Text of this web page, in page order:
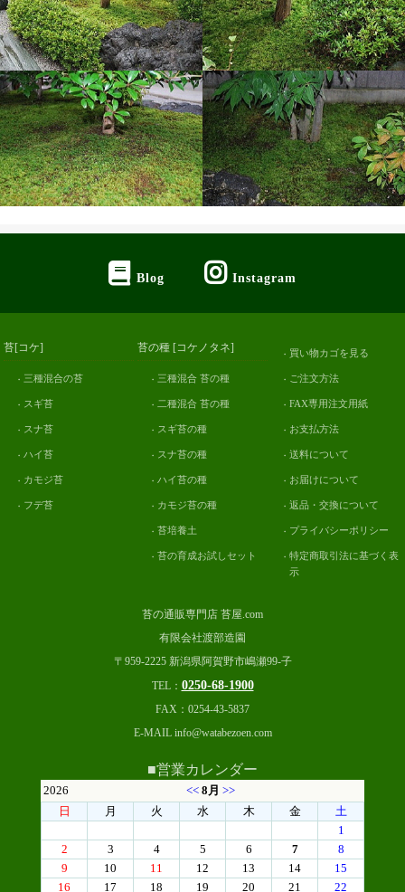
Blog Instagram
苔[コケ]
三種混合の苔
スギ苔
スナ苔
ハイ苔
カモジ苔
フデ苔
苔の種 [コケノタネ]
三種混合 苔の種
二種混合 苔の種
スギ苔の種
スナ苔の種
ハイ苔の種
カモジ苔の種
苔培養土
苔の育成お試しセット
買い物カゴを見る
ご注文方法
FAX専用注文用紙
お支払方法
送料について
お届けについて
返品・交換について
プライバシーポリシー
特定商取引法に基づく表
示
苔の通販専門店 苔屋.com
有限会社渡部造園
〒959-2225 新潟県阿賀野市嶋瀬99-子
TEL： 0250-68-1900
FAX：0254-43-5837
E-MAIL info@watabezoen.com
■営業カレンダー